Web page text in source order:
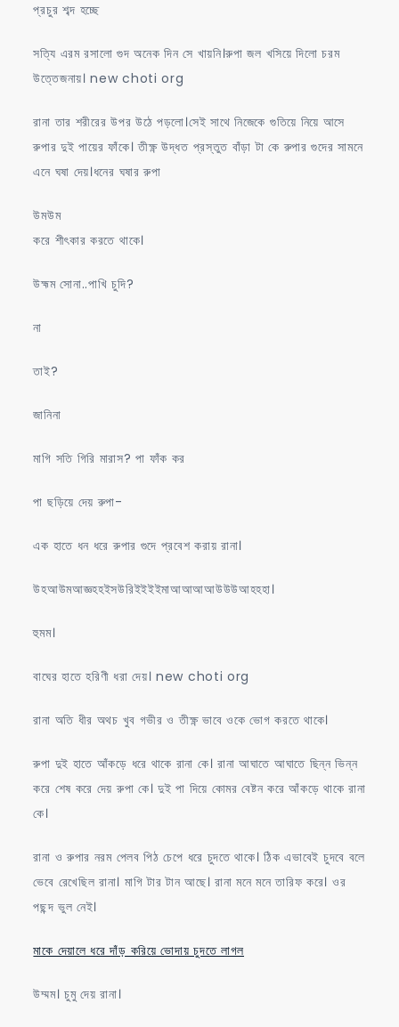
প্রচুর শব্দ হচ্ছে
সত্যি এরম রসালো গুদ অনেক দিন সে খায়নি।রুপা জল খসিয়ে দিলো চরম
উত্তেজনায়। new choti org
রানা তার শরীরের উপর উঠে পড়লো।সেই সাথে নিজেকে গুতিয়ে নিয়ে আসে
রুপার দুই পায়ের ফাঁকে। তীক্ষ্ণ উদ্ধত প্রস্তুত বাঁড়া টা কে রুপার গুদের সামনে
এনে ঘষা দেয়।ধনের ঘষার রুপা
উমউম
করে শীৎকার করতে থাকে।
উহ্মম সোনা..পাখি চুদি?
না
তাই?
জানিনা
মাগি সতি গিরি মারাস? পা ফাঁক কর
পা ছড়িয়ে দেয় রুপা-
এক হাতে ধন ধরে রুপার গুদে প্রবেশ করায় রানা।
উহআউমআজ্ঞহহইসউরিইইইইমাআআআআউউউআহহহা।
হুমম।
বাঘের হাতে হরিণী ধরা দেয়। new choti org
রানা অতি ধীর অথচ খুব গভীর ও তীক্ষ্ণ ভাবে ওকে ভোগ করতে থাকে।
রুপা দুই হাতে আঁকড়ে ধরে থাকে রানা কে। রানা আঘাতে আঘাতে ছিন্ন ভিন্ন
করে শেষ করে দেয় রুপা কে। দুই পা দিয়ে কোমর বেষ্টন করে আঁকড়ে থাকে রানা
কে।
রানা ও রুপার নরম পেলব পিঠ চেপে ধরে চুদতে থাকে। ঠিক এভাবেই চুদবে বলে
ভেবে রেখেছিল রানা। মাগি টার টান আছে। রানা মনে মনে তারিফ করে। ওর
পছন্দ ভুল নেই।
মাকে দেয়ালে ধরে দাঁড় করিয়ে ভোদায় চুদতে লাগল
উম্মম। চুমু দেয় রানা।